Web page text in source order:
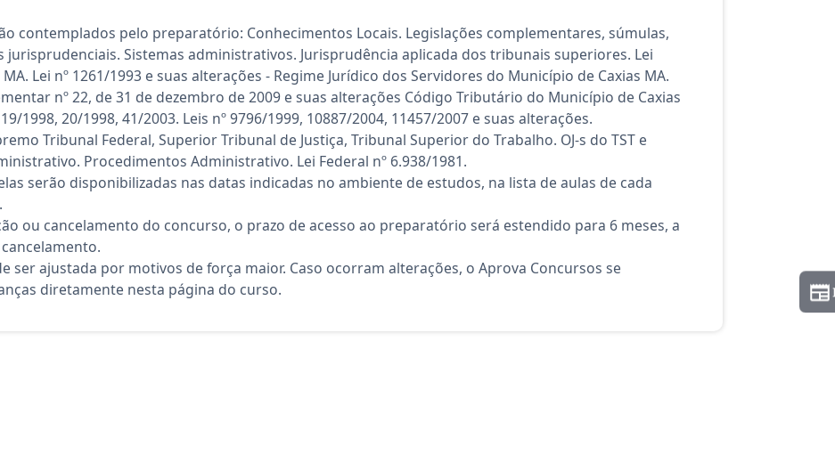
contemplados pelo preparatório: Conhecimentos Locais. Legislações complementares, súmulas,
Sistemas administrativos. Jurisprudência aplicada dos tribunais superiores. Lei
Lei nº 1261/1993 e suas alterações - Regime Jurídico dos Servidores do Município de Caxias MA.
nº 22, de 31 de dezembro de 2009 e suas alterações Código Tributário do Município de Caxias
1998, 20/1998, 41/2003. Leis nº 9796/1999, 10887/2004, 11457/2007 e suas alterações.
Tribunal Federal, Superior Tribunal de Justiça, Tribunal Superior do Trabalho. OJ-s do TST e
Procedimentos Administrativo. Lei Federal nº 6.938/1981.
serão disponibilizadas nas datas indicadas no ambiente de estudos, na lista de aulas de cada
ou cancelamento do concurso, o prazo de acesso ao preparatório será estendido para 6 meses, a
ser ajustada por motivos de força maior. Caso ocorram alterações, o Aprova Concursos se
diretamente nesta página do curso.